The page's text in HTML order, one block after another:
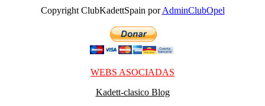
Copyright ClubKadettSpain porAdminClubOpel
WEBS ASOCIADAS
Kadett-clasico Blog